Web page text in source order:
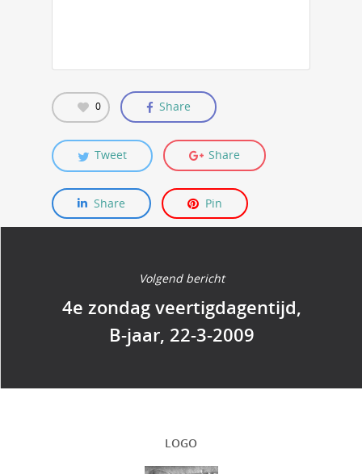
0 Share
Tweet Share
Share Pin
Volgend bericht
4e zondag veertigdagentijd,
B-jaar, 22-3-2009
LOGO